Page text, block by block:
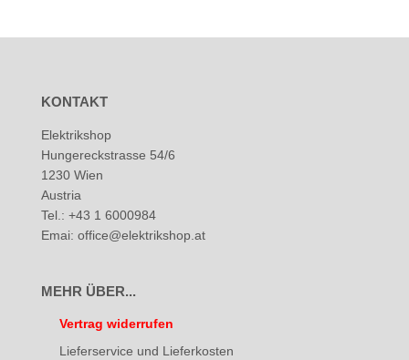
KONTAKT
Elektrikshop
Hungereckstrasse 54/6
1230 Wien
Austria
Tel.: +43 1 6000984
Emai: office@elektrikshop.at
MEHR ÜBER...
Vertrag widerrufen
Lieferservice und Lieferkosten